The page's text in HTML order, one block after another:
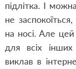
підлітка. І
не
на носі. Але
для всіх
виклав в